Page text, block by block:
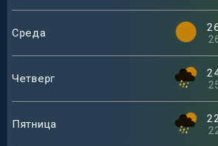
Среда
Четверг
Пятница